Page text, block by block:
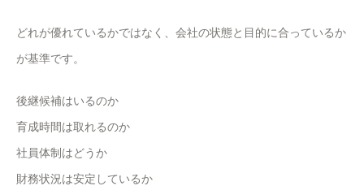
どれが優れているかではなく、会社の状態と目的に合っているか
が基準です。
後継候補はいるのか
育成時間は取れるのか
社員体制はどうか
財務状況は安定しているか